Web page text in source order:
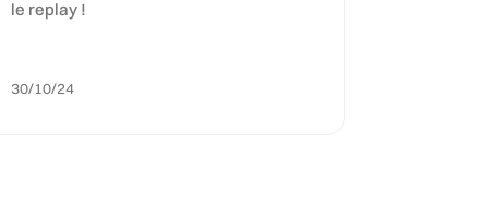
le replay !
30/10/24